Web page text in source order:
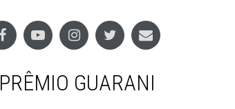
PRÊMIO GUARANI